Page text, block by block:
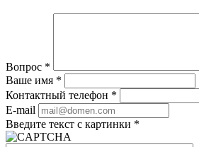
Вопрос *
Ваше имя *
Контактный телефон *
E-mail
Введите текст с картинки *